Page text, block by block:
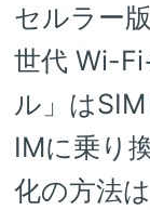
セルラー
世代 Wi-
ル」は
IMに乗り
化の方法